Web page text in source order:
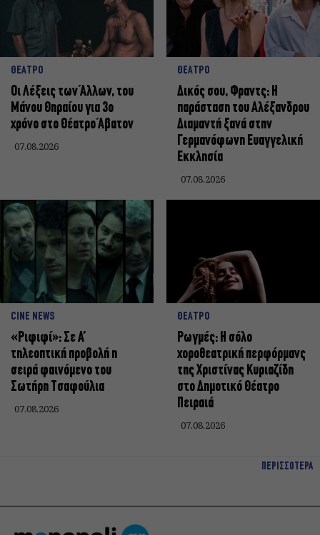
ΘΕΑΤΡΟ
Οι Λέξεις των Άλλων, του
Μάνου Θηραίου για 3ο
χρόνο στο Θέατρο Άβατον
07.08.2026
ΘΕΑΤΡΟ
Δικός σου, Φραντς: Η
παράσταση του Αλέξανδρου
Διαμαντή ξανά στην
Γερμανόφωνη Ευαγγελική
Εκκλησία
07.08.2026
CINE NEWS
«Ριφιφί»: Σε Α’
τηλεοπτική προβολή η
σειρά φαινόμενο του
Σωτήρη Τσαφούλια
07.08.2026
ΘΕΑΤΡΟ
Ρωγμές: Η σόλο
χοροθεατρική περφόρμανς
της Χριστίνας Κυριαζίδη
στο Δημοτικό Θέατρο
Πειραιά
07.08.2026
ΠΕΡΙΣΣΟΤΕΡΑ